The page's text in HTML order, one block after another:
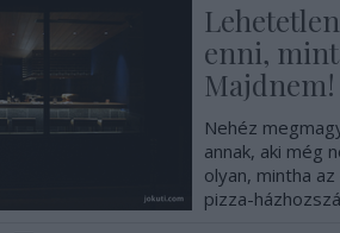
enni, mint
Majdnem!
Nehéz
annak, aki még
olyan, mintha
pizza-